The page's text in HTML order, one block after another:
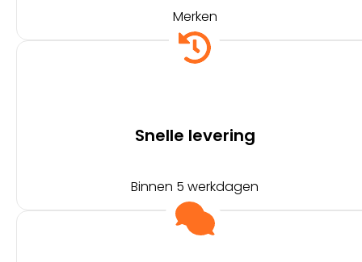
Merken
Snelle levering
Binnen 5 werkdagen